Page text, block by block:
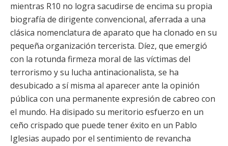
mientras R10 no logra sacudirse de encima su propia
biografía de dirigente convencional, aferrada a una
clásica nomenclatura de aparato que ha clonado en su
pequeña organización tercerista. Díez, que emergió
con la rotunda firmeza moral de las víctimas del
terrorismo y su lucha antinacionalista, se ha
desubicado a sí misma al aparecer ante la opinión
pública con una permanente expresión de cabreo con
el mundo. Ha disipado su meritorio esfuerzo en un
ceño crispado que puede tener éxito en un Pablo
Iglesias aupado por el sentimiento de revancha